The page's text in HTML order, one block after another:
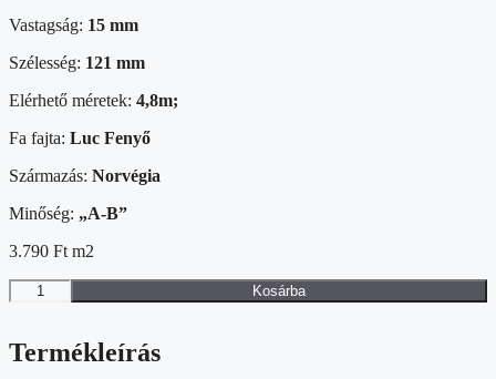
Vastagság: 15 mm
Szélesség: 121 mm
Elérhető méretek: 4,8m;
Fa fajta: Luc Fenyő
Származás: Norvégia
Minőség: „A-B”
3.790 Ft m2
15×120mm
Norvég
lambéria,
"A-
Kosárba
Termékleírás